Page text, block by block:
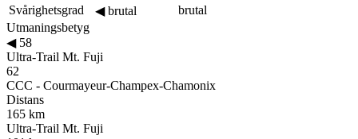
Svårighetsgrad
◀brutal
brutal
Utmaningsbetyg
◀58
Ultra-Trail Mt. Fuji
62
CCC - Courmayeur-Champex-Chamonix
Distans
165 km
Ultra-Trail Mt. Fuji